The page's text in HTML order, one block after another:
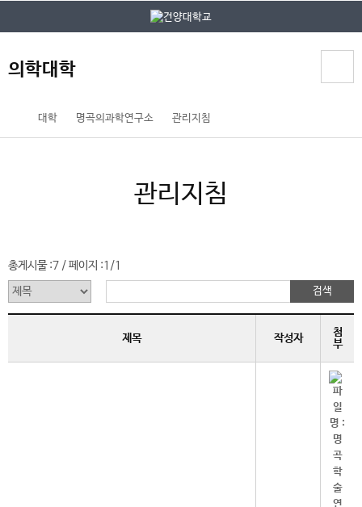
의학대학
페
대학 명곡의과학연구소 관리지침
관리지침
총게시물 :7 /페이지 :1/1
제목 작성자
첨
부